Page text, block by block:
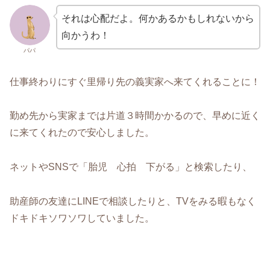
パパ
それは心配だよ。何かあるかもしれないから
向かうわ！
仕事終わりにすぐ里帰り先の義実家へ来てくれることに！
勤め先から実家までは片道３時間かかるので、早めに近く
に来てくれたので安心しました。
ネットやSNSで「胎児 心拍 下がる」と検索したり、
助産師の友達にLINEで相談したりと、TVをみる暇もなく
ドキドキソワソワしていました。